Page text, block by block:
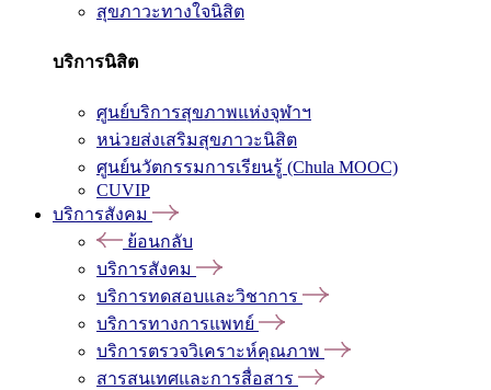
สุขภาวะทางใจนิสิต
บริการนิสิต
ศูนย์บริการสุขภาพแห่งจุฬาฯ
หน่วยส่งเสริมสุขภาวะนิสิต
ศูนย์นวัตกรรมการเรียนรู้ (Chula MOOC)
CUVIP
บริการสังคม
ย้อนกลับ
บริการสังคม
บริการทดสอบและวิชาการ
บริการทางการแพทย์
บริการตรวจวิเคราะห์คุณภาพ
สารสนเทศและการสื่อสาร